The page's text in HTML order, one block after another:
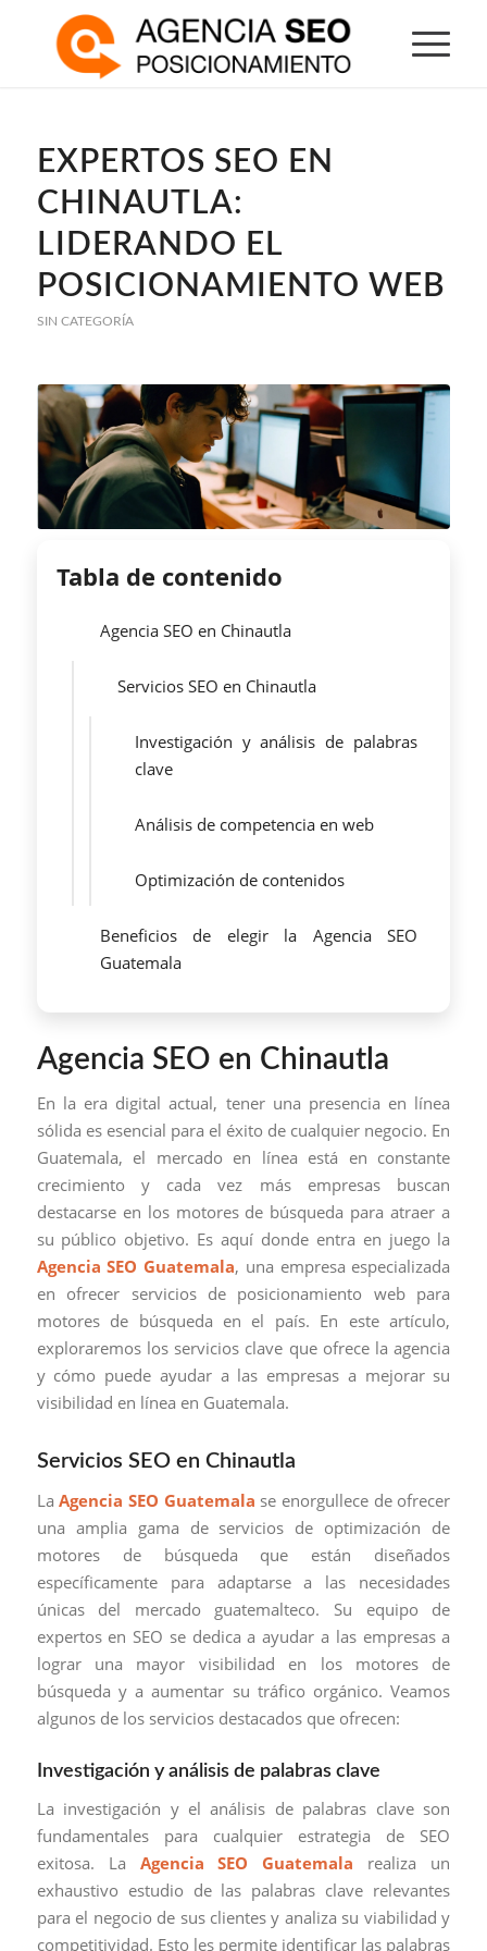
EXPERTOS SEO EN
CHINAUTLA:
LIDERANDO EL
POSICIONAMIENTO WEB
SIN CATEGORÍA
Tabla de contenido
Agencia SEO en Chinautla
Servicios SEO en Chinautla
Investigación y análisis de palabras
clave
Análisis de competencia en web
Optimización de contenidos
Beneficios de elegir la Agencia SEO
Guatemala
Agencia SEO en Chinautla
En la era digital actual, tener una presencia en línea
sólida es esencial para el éxito de cualquier negocio. En
Guatemala, el mercado en línea está en constante
crecimiento y cada vez más empresas buscan
destacarse en los motores de búsqueda para atraer a
su público objetivo. Es aquí donde entra en juego la
Agencia SEO Guatemala, una empresa especializada
en ofrecer servicios de posicionamiento web para
motores de búsqueda en el país. En este artículo,
exploraremos los servicios clave que ofrece la agencia
y cómo puede ayudar a las empresas a mejorar su
visibilidad en línea en Guatemala.
Servicios SEO en Chinautla
LaAgencia SEO Guatemala se enorgullece de ofrecer
una amplia gama de servicios de optimización de
motores de búsqueda que están diseñados
específicamente para adaptarse a las necesidades
únicas del mercado guatemalteco. Su equipo de
expertos en SEO se dedica a ayudar a las empresas a
lograr una mayor visibilidad en los motores de
búsqueda y a aumentar su tráfico orgánico. Veamos
algunos de los servicios destacados que ofrecen:
Investigación y análisis de palabras clave
La investigación y el análisis de palabras clave son
fundamentales para cualquier estrategia de SEO
exitosa. La Agencia SEO Guatemala realiza un
exhaustivo estudio de las palabras clave relevantes
para el negocio de sus clientes y analiza su viabilidad y
competitividad. Esto les permite identificar las palabras